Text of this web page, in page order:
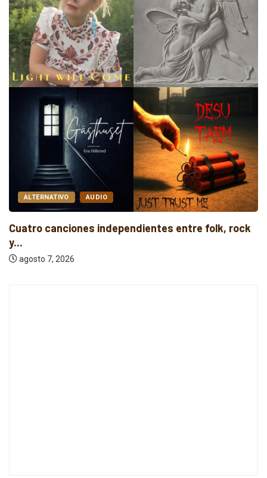
ALTERNATIVO AUDIO
Cuatro canciones independientes entre folk, rock
y...
agosto 7, 2026